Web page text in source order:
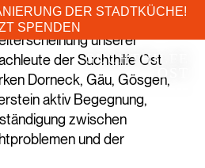
DER STADTKÜCHE!
SPENDEN
SUCHTHILFE
OST
----------
unserer
der Suchthilfe Ost
Dorneck, Gäu, Gösgen,
aktiv Begegnung,
zwischen
und der